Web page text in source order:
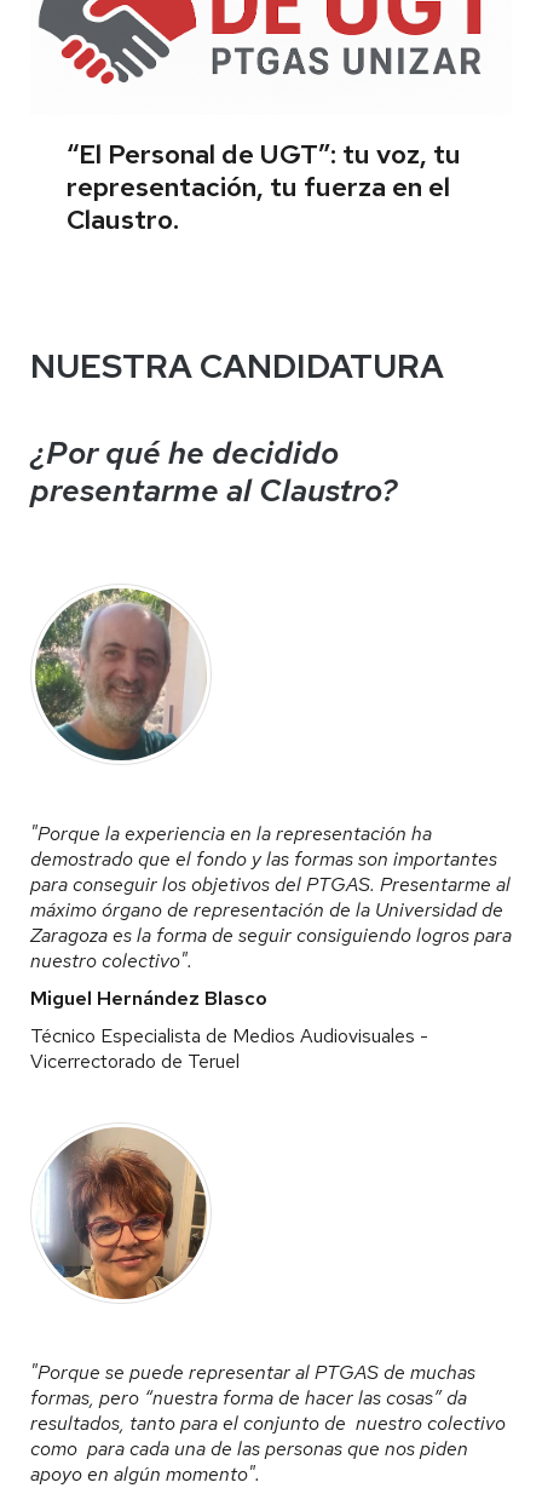
“El Personal de UGT”: tu voz, tu
representación, tu fuerza en el
Claustro.
NUESTRA CANDIDATURA
¿Por qué he decidido
presentarme al Claustro?
"Porque la experiencia en la representación ha
demostrado que el fondo y las formas son importantes
para conseguir los objetivos del PTGAS. Presentarme al
máximo órgano de representación de la Universidad de
Zaragoza es la forma de seguir consiguiendo logros para
nuestro colectivo".
Miguel Hernández Blasco
Técnico Especialista de Medios Audiovisuales -
Vicerrectorado de Teruel
"Porque se puede representar al PTGAS de muchas
formas, pero “nuestra forma de hacer las cosas” da
resultados, tanto para el conjunto de nuestro colectivo
como para cada una de las personas que nos piden
apoyo en algún momento".